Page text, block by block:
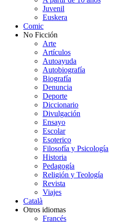
Juvenil
Euskera
Comic
No Ficción
Arte
Artículos
Autoayuda
Autobiografía
Biografía
Denuncia
Deporte
Diccionario
Divulgación
Ensayo
Escolar
Esoterico
Filosofía y Psicología
Historia
Pedagogía
Religión y Teología
Revista
Viajes
Català
Otros idiomas
Francés